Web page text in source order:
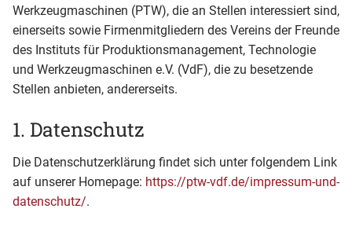
Werkzeugmaschinen (PTW), die an Stellen interessiert sind,
einerseits sowie Firmenmitgliedern des Vereins der Freunde
des Instituts für Produktionsmanagement, Technologie
und Werkzeugmaschinen e.V. (VdF), die zu besetzende
Stellen anbieten, andererseits.
1. Datenschutz
Die Datenschutzerklärung findet sich unter folgendem Link
auf unserer Homepage: https://ptw-vdf.de/impressum-und-
datenschutz/.